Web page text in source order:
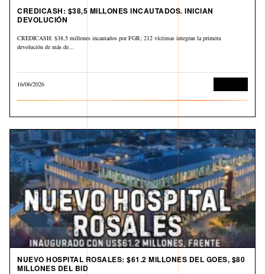
CREDICASH: $38,5 MILLONES INCAUTADOS. INICIAN
DEVOLUCIÓN
CREDICASH: $38,5 millones incautados por FGR; 212 víctimas integran la primera
devolución de más de…
16/06/2026
NUEVO HOSPITAL ROSALES: $61.2 MILLONES DEL GOES, $80
MILLONES DEL BID